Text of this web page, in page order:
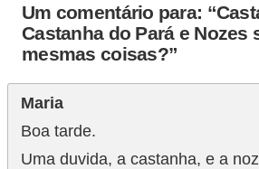
Um comentário para:
Castanha do Pará e Nozes
mesmas coisas?”
Maria
Boa tarde.
Uma duvida, a castanha, e a